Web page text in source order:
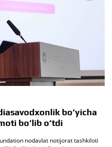
bo‘yicha
bo‘lib o‘tdi
nodavlat notijorat tashkiloti